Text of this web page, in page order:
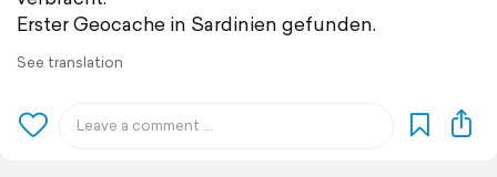
Erster Geocache in Sardinien gefunden.
See translation